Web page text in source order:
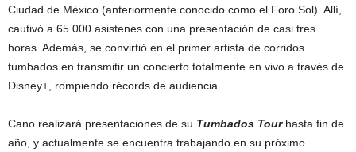
Ciudad de México (anteriormente conocido como el Foro Sol). Allí,
cautivó a 65.000 asistenes con una presentación de casi tres
horas. Además, se convirtió en el primer artista de corridos
tumbados en transmitir un concierto totalmente en vivo a través de
Disney+, rompiendo récords de audiencia.
Cano realizará presentaciones de su Tumbados Tourhasta fin de
año, y actualmente se encuentra trabajando en su próximo